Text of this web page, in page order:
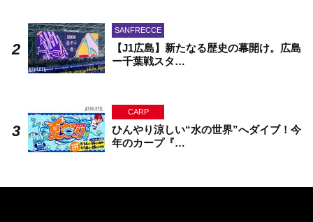
SANFRECCE
【J1広島】新たなる歴史の幕開け。広島
ー千葉戦スタ…
CARP
ひんやり涼しい“水の世界”へダイブ！今
年のカープ『…